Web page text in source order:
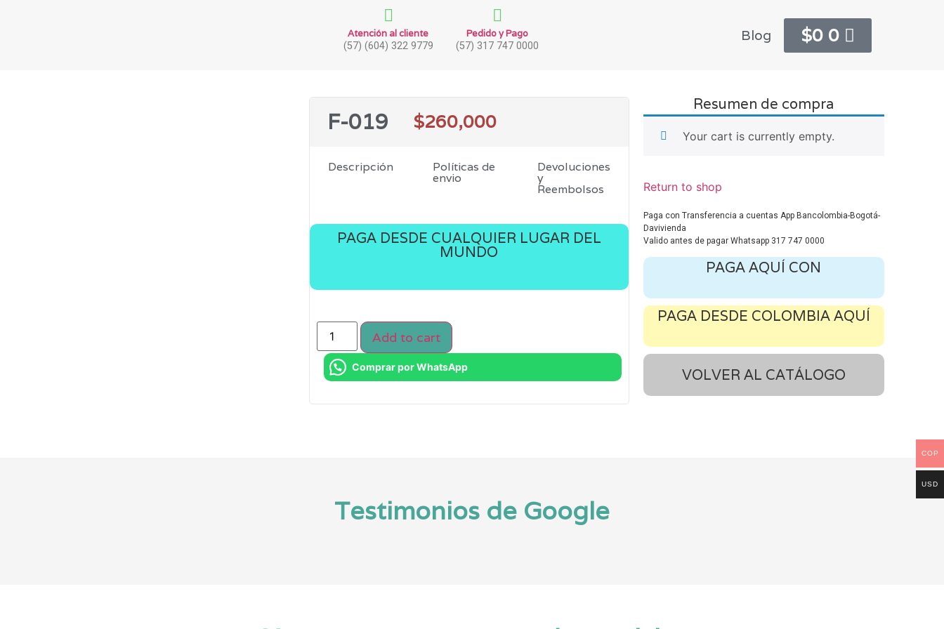
Atención al cliente
(57) (604) 322 9779
Pedido y Pago
(57) 317 747 0000
Blog $0 0
F-019 $260,000
Descripción Políticas de
envio
Devoluciones
y
Reembolsos
PAGA DESDE CUALQUIER LUGAR DEL
MUNDO
Add to cart
Comprar por WhatsApp
Resumen de compra
Your cart is currently empty.
Return to shop
Paga con Transferencia a cuentas App Bancolombia-Bogotá-
Davivienda
Valido antes de pagar Whatsapp 317 747 0000
PAGA AQUÍ CON
PAGA DESDE COLOMBIA AQUÍ
VOLVER AL CATÁLOGO
Testimonios de Google
COP
USD